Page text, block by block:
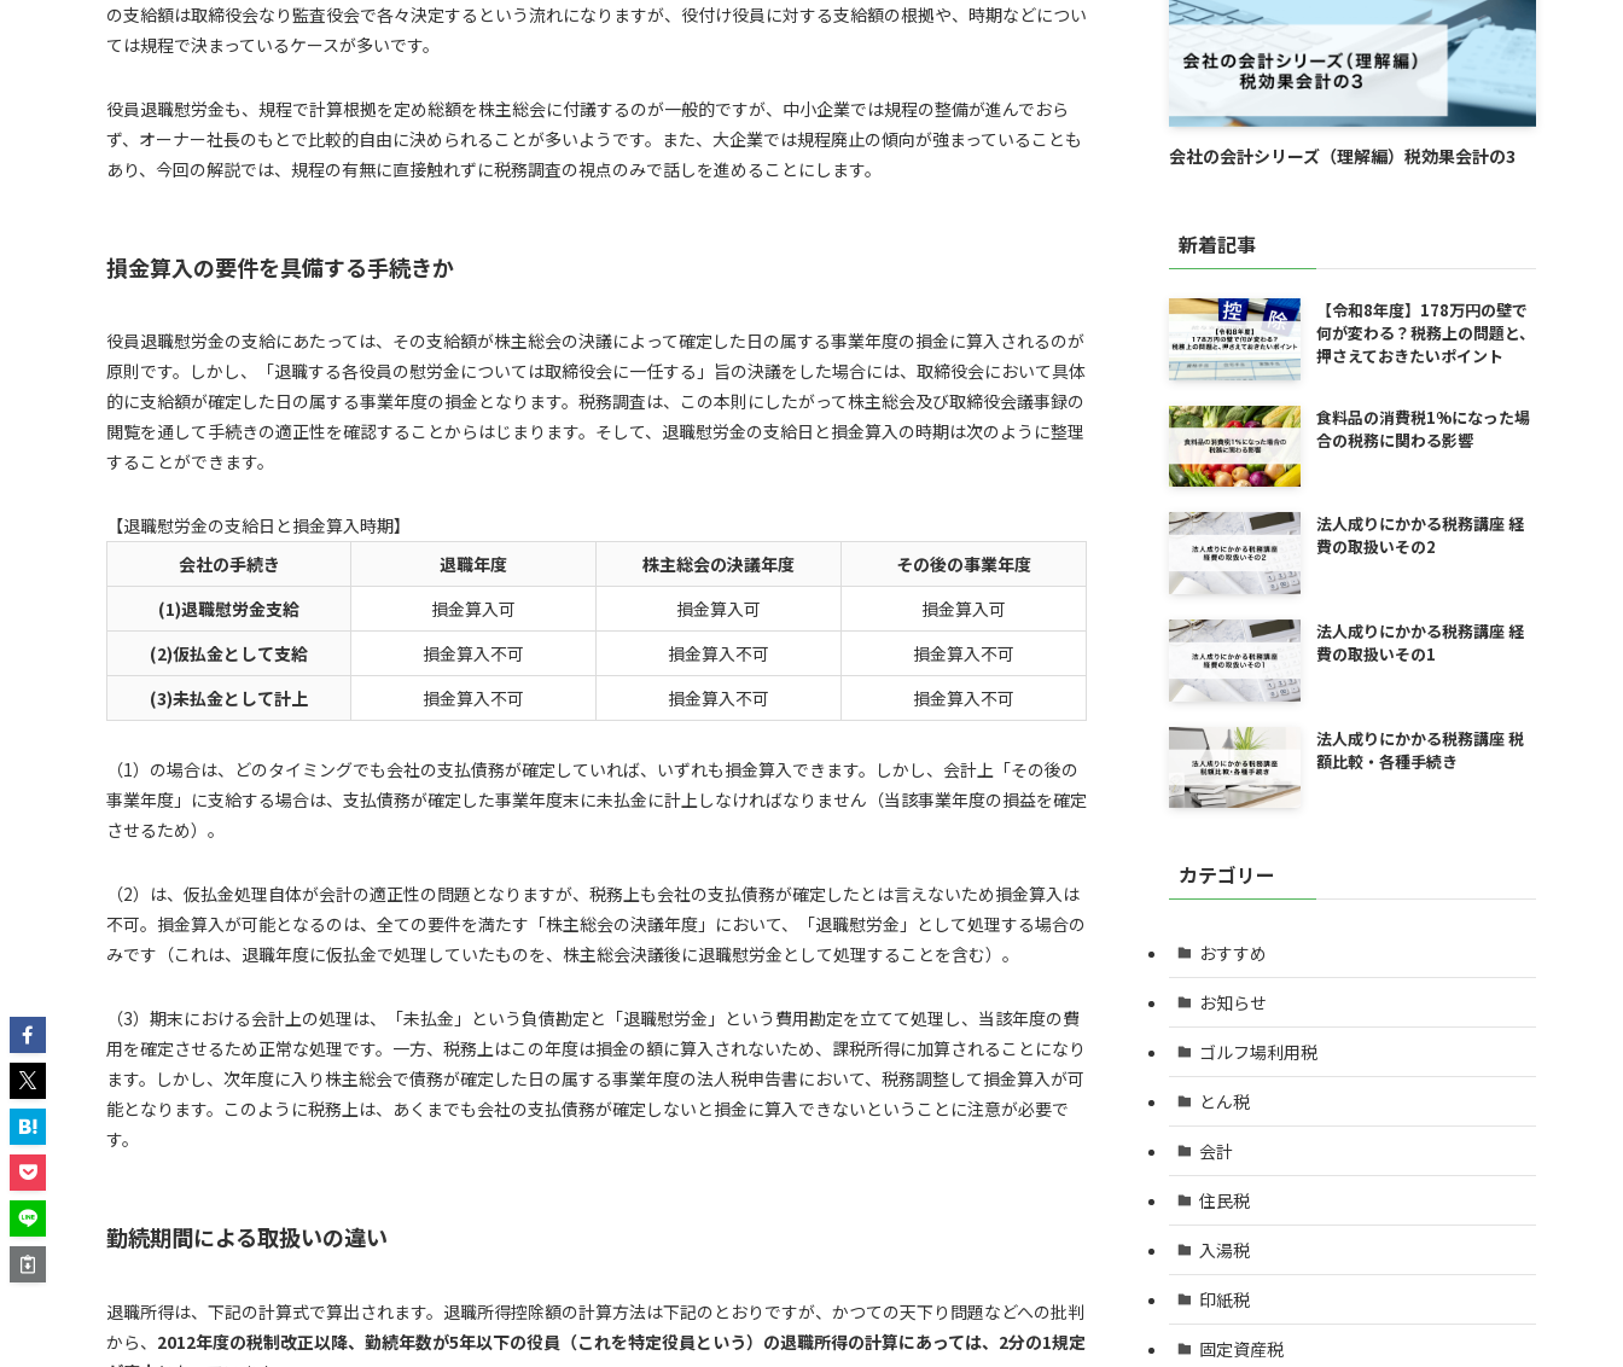
の支給額は取締役会なり監査役会で各々決定するという流れになりますが、役付け役員に対する支給額の根拠や、時期などについ
ては規程で決まっているケースが多いです。
役員退職慰労金も、規程で計算根拠を定め総額を株主総会に付議するのが一般的ですが、中小企業では規程の整備が進んでおら
ず、オーナー社長のもとで比較的自由に決められることが多いようです。また、大企業では規程廃止の傾向が強まっていることも
あり、今回の解説では、規程の有無に直接触れずに税務調査の視点のみで話しを進めることにします。
損金算入の要件を具備する手続きか
役員退職慰労金の支給にあたっては、その支給額が株主総会の決議によって確定した日の属する事業年度の損金に算入されるのが
原則です。しかし、「退職する各役員の慰労金については取締役会に一任する」旨の決議をした場合には、取締役会において具体
的に支給額が確定した日の属する事業年度の損金となります。税務調査は、この本則にしたがって株主総会及び取締役会議事録の
閲覧を通して手続きの適正性を確認することからはじまります。そして、退職慰労金の支給日と損金算入の時期は次のように整理
することができます。
【退職慰労金の支給日と損金算入時期】
会社の手続き
退職年度 株主総会の決議年度
その後の事業年度
(1)退職慰労金支給
損金算入可 損金算入可
損金算入可
(2)仮払金として支給
損金算入不可 損金算入不可
損金算入不可
(3)未払金として計上
損金算入不可 損金算入不可 損金算入不可
（1）の場合は、どのタイミングでも会社の支払債務が確定していれば、いずれも損金算入できます。しかし、会計上「その後の
事業年度」に支給する場合は、支払債務が確定した事業年度末に未払金に計上しなければなりません（当該事業年度の損益を確定
させるため）。
（2）は、仮払金処理自体が会計の適正性の問題となりますが、税務上も会社の支払債務が確定したとは言えないため損金算入は
不可。損金算入が可能となるのは、全ての要件を満たす「株主総会の決議年度」において、「退職慰労金」として処理する場合の
みです（これは、退職年度に仮払金で処理していたものを、株主総会決議後に退職慰労金として処理することを含む）。
（3）期末における会計上の処理は、「未払金」という負債勘定と「退職慰労金」という費用勘定を立てて処理し、当該年度の費
用を確定させるため正常な処理です。一方、税務上はこの年度は損金の額に算入されないため、課税所得に加算されることになり
ます。しかし、次年度に入り株主総会で債務が確定した日の属する事業年度の法人税申告書において、税務調整して損金算入が可
能となります。このように税務上は、あくまでも会社の支払債務が確定しないと損金に算入できないということに注意が必要で
す。
勤続期間による取扱いの違い
退職所得は、下記の計算式で算出されます。退職所得控除額の計算方法は下記のとおりですが、かつての天下り問題などへの批判
から、 2012年度の税制改正以降、勤続年数が5年以下の役員（これを特定役員という）の退職所得の計算にあっては、2分の1規定
会社の会計シリーズ（理解編）税効果会計の3
新着記事
【令和8年度】178万円の壁で
何が変わる？税務上の問題と、
押さえておきたいポイント
食料品の消費税1%になった場
合の税務に関わる影響
法人成りにかかる税務講座 経
費の取扱いその2
法人成りにかかる税務講座 経
費の取扱いその1
法人成りにかかる税務講座 税
額比較・各種手続き
カテゴリー
おすすめ
お知らせ
ゴルフ場利用税
とん税
会計
住民税
入湯税
印紙税
固定資産税